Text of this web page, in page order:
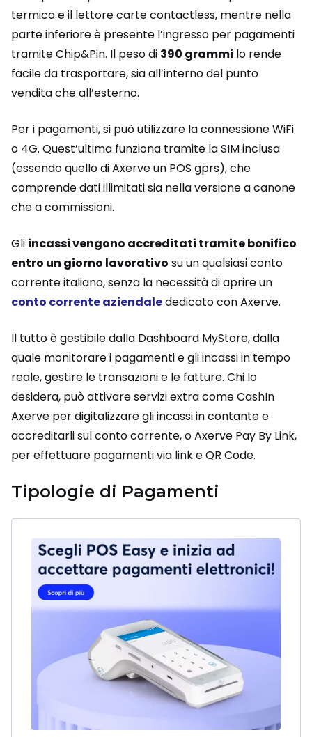
termica e il lettore carte contactless, mentre nella
parte inferiore è presente l’ingresso per pagamenti
tramite Chip&Pin. Il peso di 390 grammi lo rende
facile da trasportare, sia all’interno del punto
vendita che all’esterno.
Per i pagamenti, si può utilizzare la connessione WiFi
o 4G. Quest’ultima funziona tramite la SIM inclusa
(essendo quello di Axerve un POS gprs), che
comprende dati illimitati sia nella versione a canone
che a commissioni.
Gli incassi vengono accreditati tramite bonifico
entro un giorno lavorativo su un qualsiasi conto
corrente italiano, senza la necessità di aprire un
conto corrente aziendalededicato con Axerve.
Il tutto è gestibile dalla Dashboard MyStore, dalla
quale monitorare i pagamenti e gli incassi in tempo
reale, gestire le transazioni e le fatture. Chi lo
desidera, può attivare servizi extra come CashIn
Axerve per digitalizzare gli incassi in contante e
accreditarli sul conto corrente, o Axerve Pay By Link,
per effettuare pagamenti via link e QR Code.
Tipologie di Pagamenti